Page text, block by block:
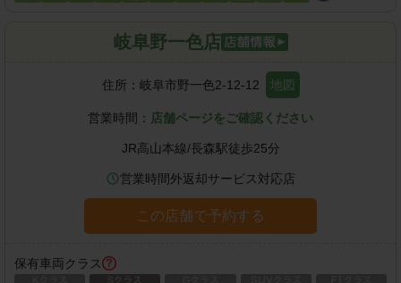
岐阜野一色店
住所： 岐阜市野一色2-12-12 地図
営業時間： 店舗ページをご確認ください
JR高山本線/長森駅徒歩25分
営業時間外返却サービス対応店
この店舗で予約する
保有車両クラス